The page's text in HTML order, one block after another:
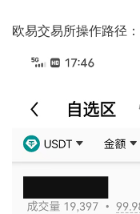
欧易交易所操作路径：